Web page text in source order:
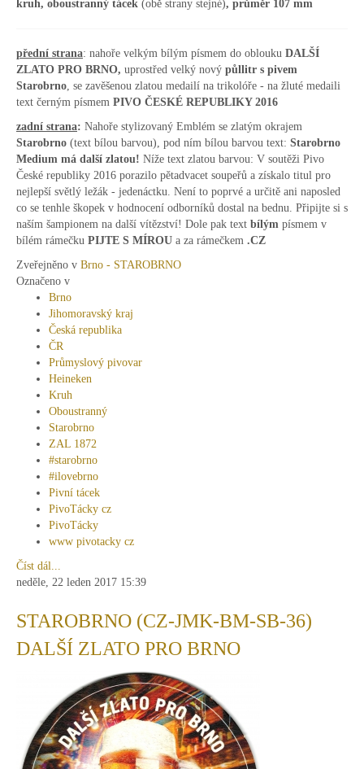
kruh, oboustranný tácek (obě strany stejné), průměr 107 mm
přední strana: nahoře velkým bílým písmem do oblouku DALŠÍ
ZLATO PRO BRNO, uprostřed velký nový půllitr s pivem
Starobrno , se zavěšenou zlatou medailí na trikolóře - na žluté medaili
text černým písmem PIVO ČESKÉ REPUBLIKY 2016
zadní strana: Nahoře stylizovaný Emblém se zlatým okrajem
Starobrno (text bílou barvou), pod ním bílou barvou text: Starobrno
Medium má další zlatou! Níže text zlatou barvou: V soutěži Pivo
České republiky 2016 porazilo pětadvacet soupeřů a získalo titul pro
nejlepší světlý ležák - jedenáctku. Není to poprvé a určitě ani naposled
co se tenhle škopek v hodnocení odborníků dostal na bednu. Připijte si s
naším šampionem na další vítězství! Dole pak text bílým písmem v
bílém rámečku PIJTE S MÍROU a za rámečkem .CZ
Zveřejněno v Brno - STAROBRNO
Označeno v
Brno
Jihomoravský kraj
Česká republika
ČR
Průmyslový pivovar
Heineken
Kruh
Oboustranný
Starobrno
ZAL 1872
#starobrno
#ilovebrno
Pivní tácek
PivoTácky cz
PivoTácky
www pivotacky cz
Číst dál...
neděle, 22 leden 2017 15:39
STAROBRNO (CZ-JMK-BM-SB-36)
DALŠÍ ZLATO PRO BRNO